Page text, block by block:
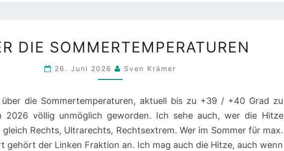
DIE
SOMMERTEMPERATUREN
DIE SOMMERTEMPERATUREN
26. Juni 2026 Sven Krämer
die Sommertemperaturen, aktuell bis zu +39 / +40 Grad zu
2026 völlig unmöglich geworden. Ich sehe auch, wer die Hitze
Rechts, Ultrarechts, Rechtsextrem. Wer im Sommer für max.
gehört der Linken Fraktion an. Ich mag auch die Hitze, auch wenn